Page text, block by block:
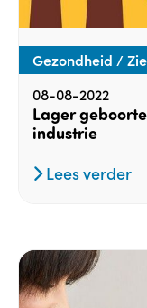
Gezondheid /
08-08-2022
Lager
industrie
Lees verder